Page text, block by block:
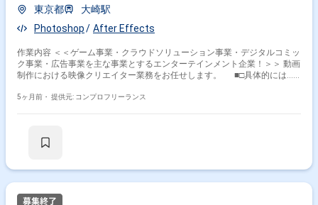
東京都
大崎駅
Photoshop
After Effects
作業内容 ＜＜ゲーム事業・クラウドソリューション事業・デジタルコミッ
ク事業・広告事業を主な事業とするエンターテインメント企業！＞＞ 動画
制作における映像クリエイター業務をお任せします。 ■□具体的には…
YouTubeコンテンツの企画、制作 ・効果検証に基づく改善（広告クリエイ
5ヶ月前・ 提供元: コンプロフリーランス